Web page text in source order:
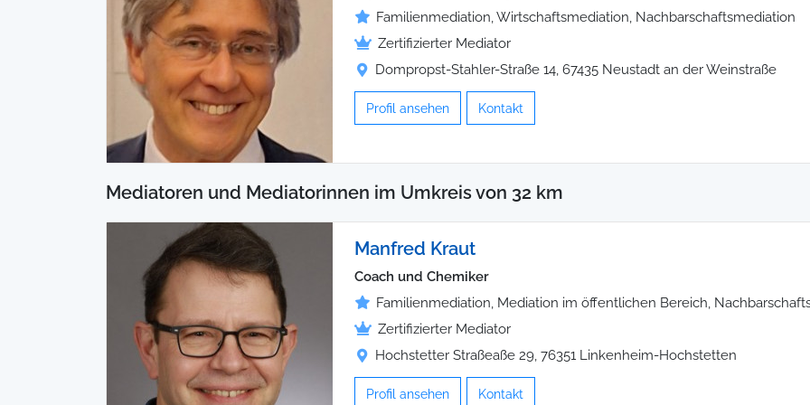
Familienmediation, Wirtschaftsmediation, Nachbarschaftsmediation
Zertifizierter Mediator
Dompropst-Stahler-Straße 14, 67435 Neustadt an der Weinstraße
Profil ansehen Kontakt
Mediatoren und Mediatorinnen im Umkreis von 32 km
Manfred Kraut
Coach und Chemiker
Familienmediation, Mediation im öffentlichen Bereich,
Zertifizierter Mediator
Hochstetter Straßeaße 29, 76351 Linkenheim-Hochstetten
Profil ansehen Kontakt